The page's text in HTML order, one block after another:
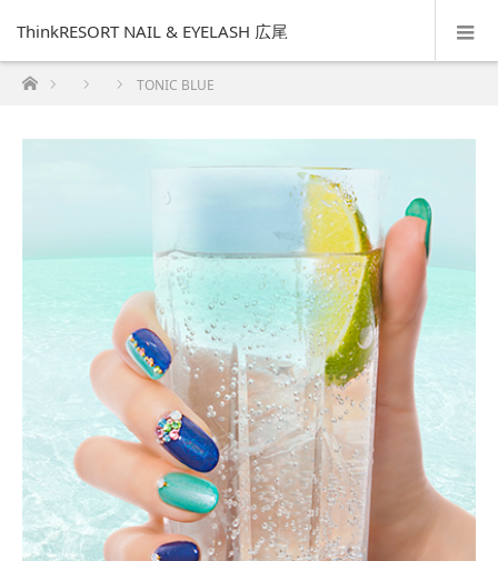
ThinkRESORT NAIL & EYELASH 広尾
ホーム TONIC BLUE